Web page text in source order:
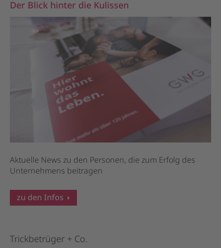
Der Blick hinter die Kulissen
Aktuelle News zu den Personen, die zum Erfolg des
Unternehmens beitragen
zu den Infos
Trickbetrüger + Co.